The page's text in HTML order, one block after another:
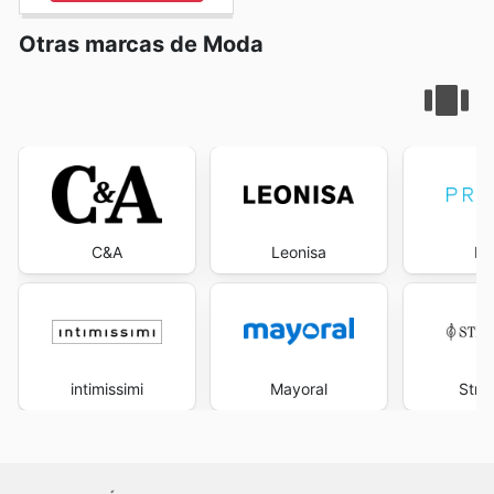
Otras marcas de Moda
C&A
intimissimi
Leonisa
Mayoral